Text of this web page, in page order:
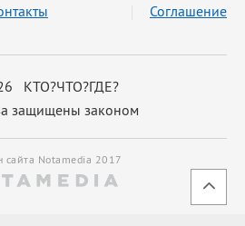
КТО?ЧТО?ГДЕ?
защищены законом
Соглашение
сайта Notamedia 2017